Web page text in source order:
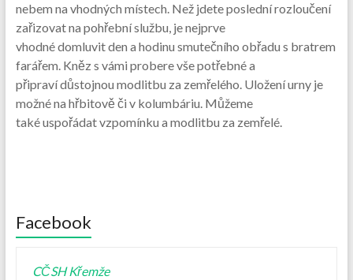
nebem na vhodných místech. Než jdete poslední rozloučení
zařizovat na pohřební službu, je nejprve
vhodné domluvit den a hodinu smutečního obřadu s bratrem
farářem. Kněz s vámi probere vše potřebné a
připraví důstojnou modlitbu za zemřelého. Uložení urny je
možné na hřbitově či v kolumbáriu. Můžeme
také uspořádat vzpomínku a modlitbu za zemřelé.
Facebook
CČSH Křemže